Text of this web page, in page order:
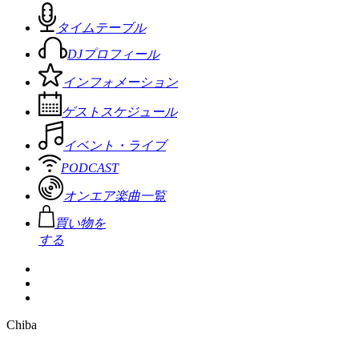
タイムテーブル
DJプロフィール
インフォメーション
ゲストスケジュール
イベント・ライブ
PODCAST
オンエア楽曲一覧
買い物を
する
Chiba